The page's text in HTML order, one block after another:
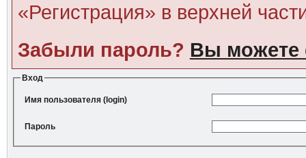
«Регистрация» в верхней
Забыли пароль? Вы можете
Вход
Имя пользователя (login)
Пароль